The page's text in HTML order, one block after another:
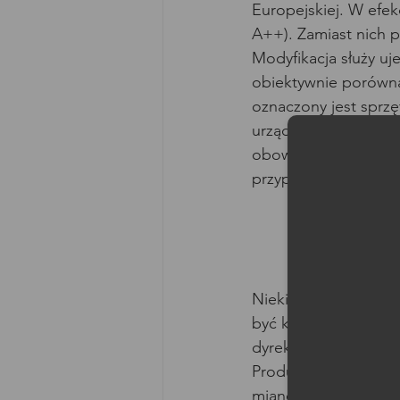
Europejskiej. W
A++). Zamiast nich
Modyfikacja służy
obiektywnie
oznaczony jest
urządzenie
obowiązujące od
przypisywania do
Niekiedy
być klasą F lub G.
dyrektywy oraz
Producenci sprzętu
miano